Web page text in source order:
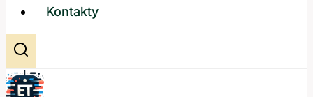
Kontakty